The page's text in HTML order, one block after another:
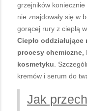
grzejników
nie znajdowały się w
gorącej rury z ciepłą
Ciepło
procesy chemiczne,
kosmetyku .
kremów i serum do
Jak